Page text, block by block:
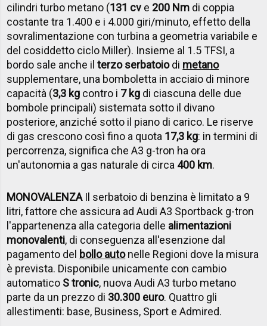
cilindri turbo metano (131 cve 200 Nm di coppia
costante tra 1.400 e i 4.000 giri/minuto, effetto della
sovralimentazione con turbina a geometria variabile e
del cosiddetto ciclo Miller). Insieme al 1.5 TFSI, a
bordo sale anche ilterzo serbatoiodi metano
supplementare, una bomboletta in acciaio di minore
capacità (3,3 kg contro i 7 kg di ciascuna delle due
bombole principali) sistemata sotto il divano
posteriore, anziché sotto il piano di carico. Le riserve
di gas crescono così fino a quota 17,3 kg: in termini di
percorrenza, significa che A3 g-tron ha ora
un'autonomia a gas naturale di circa 400 km.
MONOVALENZAIl serbatoio di benzina è limitato a 9
litri, fattore che assicura ad Audi A3 Sportback g-tron
l'appartenenza alla categoria delle alimentazioni
monovalenti, di conseguenza all'esenzione dal
pagamento del bollo autonelle Regioni dove la misura
è prevista. Disponibile unicamente con cambio
automatico S tronic, nuova Audi A3 turbo metano
parte da un prezzo di 30.300 euro. Quattro gli
allestimenti: base, Business, Sport e Admired.